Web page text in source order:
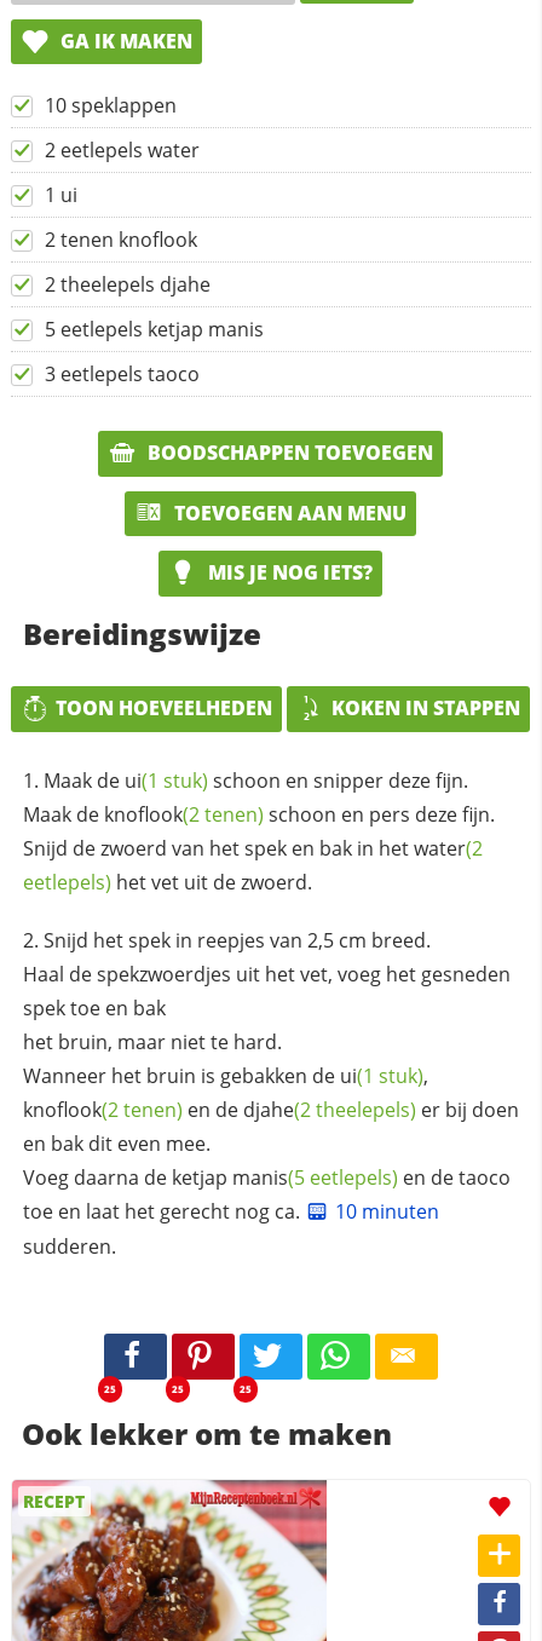
GA IK MAKEN
10 speklappen
2 eetlepels water
1 ui
2 tenen knoflook
2 theelepels djahe
5 eetlepels ketjap manis
3 eetlepels taoco
BOODSCHAPPEN TOEVOEGEN
TOEVOEGEN AAN MENU
MIS JE NOG IETS?
Bereidingswijze
TOON HOEVEELHEDEN KOKEN IN STAPPEN
Maak de ui(1 stuk) schoon en snipper deze fijn.
Maak de knoflook(2 tenen) schoon en pers deze fijn.
Snijd de zwoerd van het spek en bak in hetwater(2
eetlepels) het vet uit de zwoerd.
Snijd het spek in reepjes van 2,5 cm breed.
Haal de spekzwoerdjes uit het vet, voeg het gesneden
spek toe en bak
het bruin, maar niet te hard.
Wanneer het bruin is gebakken de ui(1 stuk),
knoflook(2 tenen) en de djahe(2 theelepels) er bij doen
en bak dit even mee.
Voeg daarna de ketjap manis(5 eetlepels) en de taoco
toe en laat het gerecht nog ca.
10 minuten
sudderen.
25 25 25
Ook lekker om te maken
RECEPT